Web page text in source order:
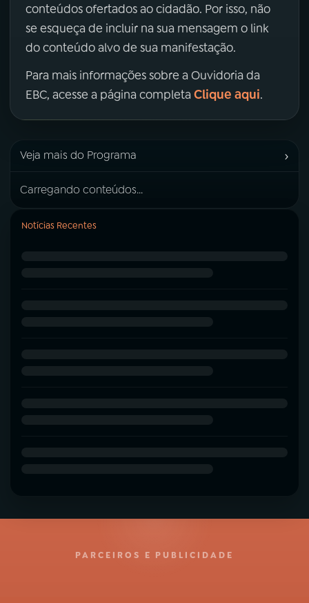
conteúdos ofertados ao cidadão. Por isso, não
se esqueça de incluir na sua mensagem o link
do conteúdo alvo de sua manifestação.
Para mais informações sobre a Ouvidoria da
EBC, acesse a página completa Clique aqui.
Veja mais do Programa ›
Carregando conteúdos...
Notícias Recentes
PARCEIROS E PUBLICIDADE